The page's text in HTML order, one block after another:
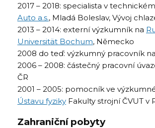
2017 – 2018: specialista v
Auto a.s., Mladá Boleslav, Vývoj
2013 – 2014: externí výzkumník na
Universität Bochum, Německo
2008 do teď: výzkumný pracovník na
2006 – 2008: částečný pracovní
ČR
2001 – 2005: pomocník ve
Ústavu fyziky Fakulty strojní ČVUT v
Zahraniční pobyty